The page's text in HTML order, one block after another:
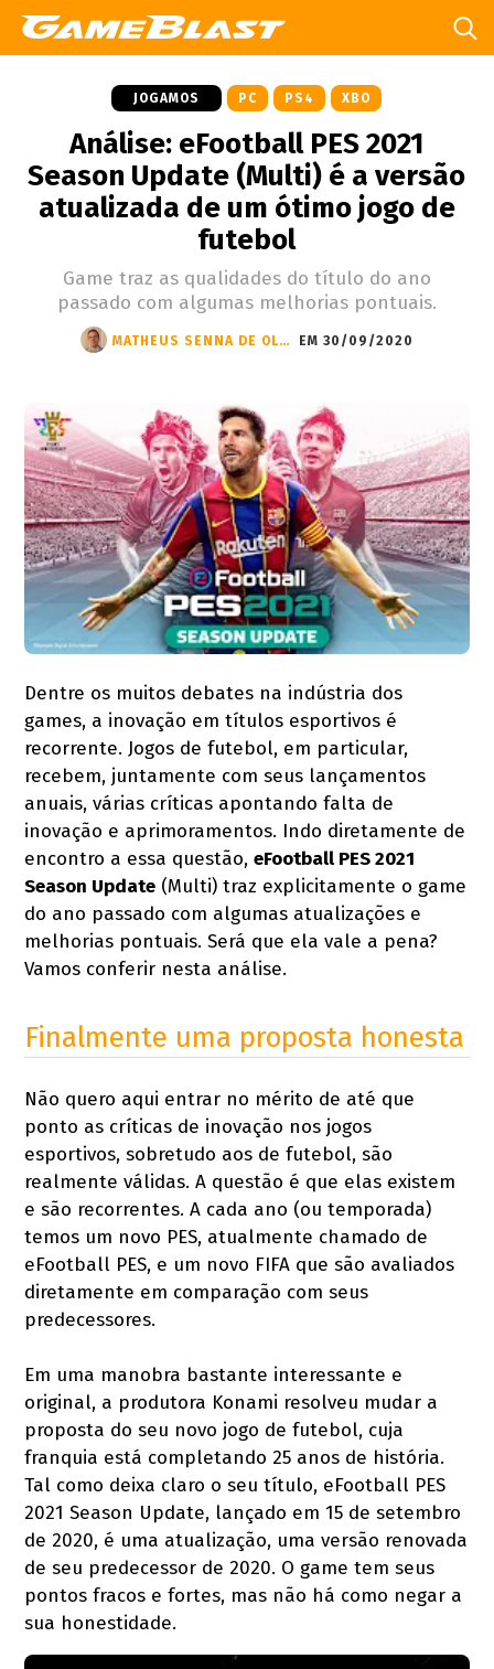
JOGAMOS PC PS4 XBO
Análise: eFootball PES 2021
Season Update (Multi) é a versão
atualizada de um ótimo jogo de
futebol
Game traz as qualidades do título do ano
passado com algumas melhorias pontuais.
MATHEUS SENNA DE OLIVEIRA EM 30/09/2020
Dentre os muitos debates na indústria dos
games, a inovação em títulos esportivos é
recorrente. Jogos de futebol, em particular,
recebem, juntamente com seus lançamentos
anuais, várias críticas apontando falta de
inovação e aprimoramentos. Indo diretamente de
encontro a essa questão,eFootball PES 2021
Season Update (Multi) traz explicitamente o game
do ano passado com algumas atualizações e
melhorias pontuais. Será que ela vale a pena?
Vamos conferir nesta análise.
Finalmente uma proposta honesta
Não quero aqui entrar no mérito de até que
ponto as críticas de inovação nos jogos
esportivos, sobretudo aos de futebol, são
realmente válidas. A questão é que elas existem
e são recorrentes. A cada ano (ou temporada)
temos um novo PES, atualmente chamado de
eFootball PES, e um novo FIFA que são avaliados
diretamente em comparação com seus
predecessores.
Em uma manobra bastante interessante e
original, a produtora Konami resolveu mudar a
proposta do seu novo jogo de futebol, cuja
franquia está completando 25 anos de história.
Tal como deixa claro o seu título, eFootball PES
2021 Season Update, lançado em 15 de setembro
de 2020, é uma atualização, uma versão renovada
de seu predecessor de 2020. O game tem seus
pontos fracos e fortes, mas não há como negar a
sua honestidade.